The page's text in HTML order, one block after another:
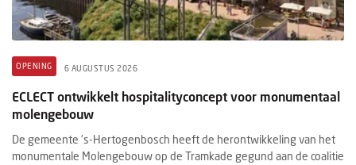
OPENING 6 AUGUSTUS 2026
ECLECT ontwikkelt hospitalityconcept voor monumentaal
molengebouw
De gemeente ’s-Hertogenbosch heeft de herontwikkeling van het
monumentale Molengebouw op de Tramkade gegund aan de coalitie